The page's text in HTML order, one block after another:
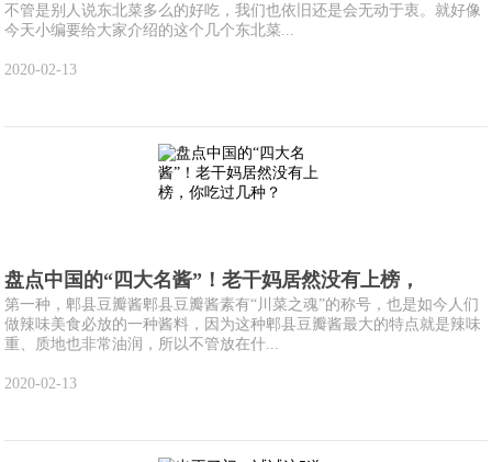
不管是别人说东北菜多么的好吃，我们也依旧还是会无动于衷。就好像
今天小编要给大家介绍的这个几个东北菜...
2020-02-13
盘点中国的“四大名酱”！老干妈居然没有上榜，
第一种，郫县豆瓣酱郫县豆瓣酱素有“川菜之魂”的称号，也是如今人们
做辣味美食必放的一种酱料，因为这种郫县豆瓣酱最大的特点就是辣味
重、质地也非常油润，所以不管放在什...
2020-02-13